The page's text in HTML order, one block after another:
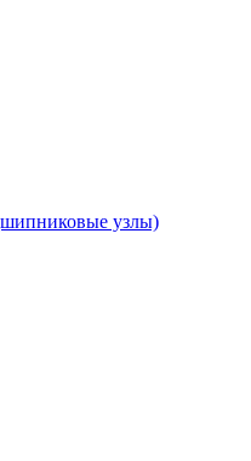
узлы)